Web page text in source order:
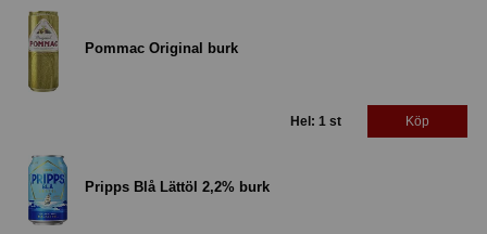
Pommac Original burk
Hel: 1 st Köp
Pripps Blå Lättöl 2,2% burk